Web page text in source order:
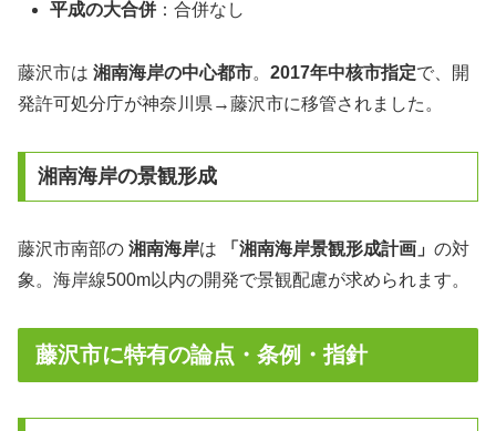
平成の大合併 ：合併なし
藤沢市は 湘南海岸の中心都市。 2017年中核市指定で、開
発許可処分庁が神奈川県→藤沢市に移管されました。
湘南海岸の景観形成
藤沢市南部の 湘南海岸は 「湘南海岸景観形成計画」 の対
象。海岸線500m以内の開発で景観配慮が求められます。
藤沢市に特有の論点・条例・指針